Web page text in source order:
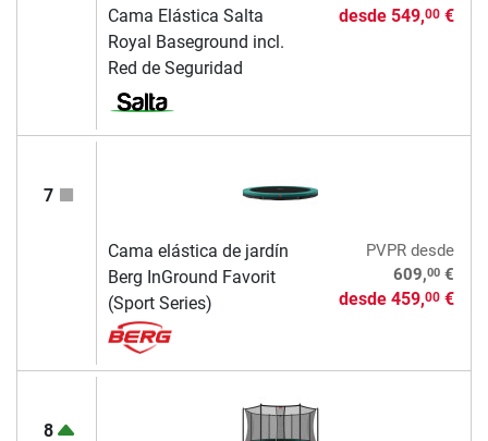
Cama Elástica Salta
Royal Baseground incl.
Red de Seguridad
desde 549,00€
7
Cama elástica de jardín
Berg InGround Favorit
(Sport Series)
PVPRdesde
609,00€
desde 459,00€
8